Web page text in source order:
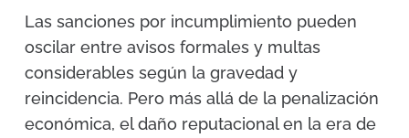
Las sanciones por incumplimiento pueden
oscilar entre avisos formales y multas
considerables según la gravedad y
reincidencia. Pero más allá de la penalización
económica, el daño reputacional en la era de